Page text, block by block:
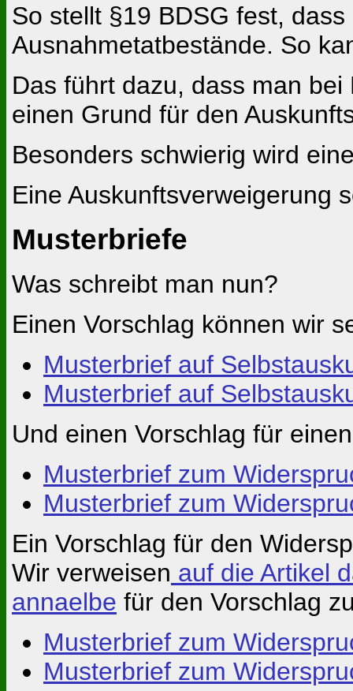
So stellt §19 BDSG fest,
Ausnahmetatbestände. So
Das führt dazu, dass man
einen Grund für den
Besonders schwierig wird
Eine Auskunftsverweigerung
Musterbriefe
Was schreibt man nun?
Einen Vorschlag können wir
Musterbrief auf
Musterbrief auf
Und einen Vorschlag für
Musterbrief zum
Musterbrief zum
Ein Vorschlag für den
Wir verweisen auf die Artikel
annaelbe für den Vorschlag
Musterbrief zum
Musterbrief zum